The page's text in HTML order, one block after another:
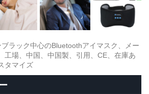
ラック中心のBluetoothアイマスク、メー
工場、中国、中国製、引用、CE、在庫あ
タマイズ